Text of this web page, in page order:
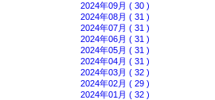
2024年09月 ( 30 )
2024年08月 ( 31 )
2024年07月 ( 31 )
2024年06月 ( 31 )
2024年05月 ( 31 )
2024年04月 ( 31 )
2024年03月 ( 32 )
2024年02月 ( 29 )
2024年01月 ( 32 )